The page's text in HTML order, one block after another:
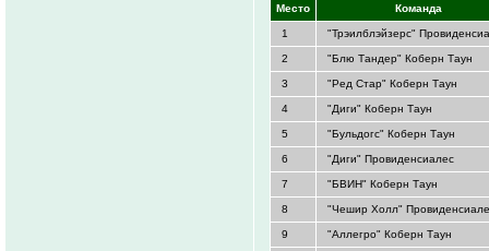
Место Команда
1 "Трэилблэйзерс"
2 "Блю Тандер" Коберн Таун
3 "Ред Стар" Коберн Таун
4 "Диги" Коберн Таун
5 "Бульдогс" Коберн Таун
6 "Диги" Провиденсиалес
7 "БВИН" Коберн Таун
8 "Чешир Холл"
9 "Аллегро" Коберн Таун